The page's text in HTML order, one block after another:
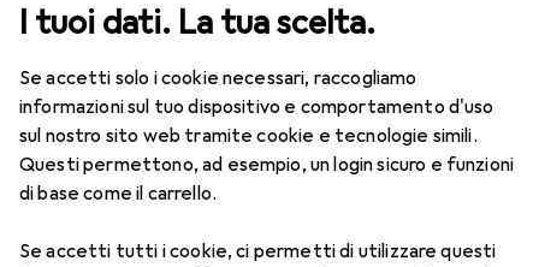
I tuoi dati. La tua scelta.
Se accetti solo i cookie necessari, raccogliamo
informazioni sul tuo dispositivo e comportamento d'uso
sul nostro sito web tramite cookie e tecnologie simili.
Questi permettono, ad esempio, un login sicuro e funzioni
di base come il carrello.
Se accetti tutti i cookie, ci permetti di utilizzare questi
Bellezza + Salute Salute Ottica
Occhiali da lettura
Prodotti Forum